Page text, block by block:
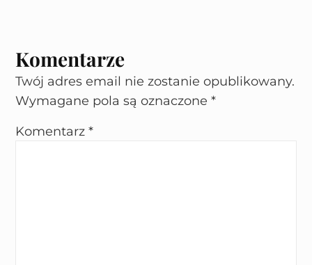
Komentarze
Twój adres email nie zostanie opublikowany.
Wymagane pola są oznaczone*
Komentarz*